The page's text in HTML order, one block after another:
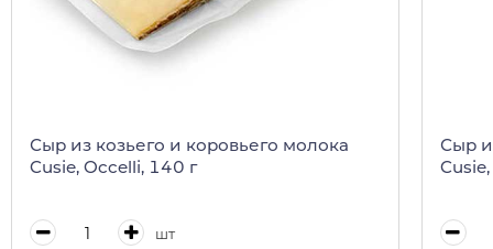
Сыр из козьего и коровьего молока
Cusie, Occelli, 140 г
шт
Сыр